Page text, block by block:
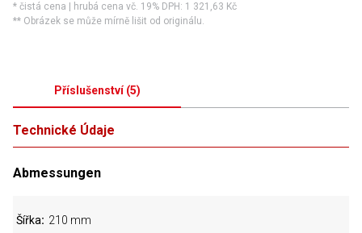
* čistá cena | hrubá cena vč. 19% DPH: 1 321,63 Kč
** Obrázek se může mírně lišit od originálu.
Příslušenství(5)
Technické Údaje
Abmessungen
Šířka 210 mm